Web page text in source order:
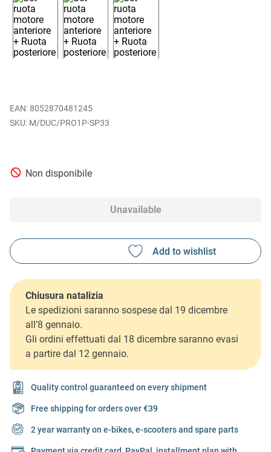
EAN: 8052870481245
M/DUC/PRO1P-SP33
Non disponibile
Unavailable
Chiusura natalizia
Le spedizioni saranno sospese dal 19 dicembre
all’8 gennaio.
Gli ordini effettuati dal 18 dicembre saranno evasi
a partire dal 12 gennaio.
Quality control guaranteed on every shipment
Free shipping for orders over €39
2 year warranty on e-bikes, e-scooters and spare parts